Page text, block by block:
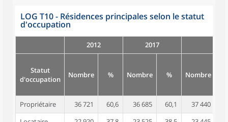
LOG T10 - Résidences principales selon le statut
d'occupation
2012 2017
Statut
d'occupation
Nombre % Nombre % Nombre
Propriétaire 36 721 60,6 36 685 60,1 37 440